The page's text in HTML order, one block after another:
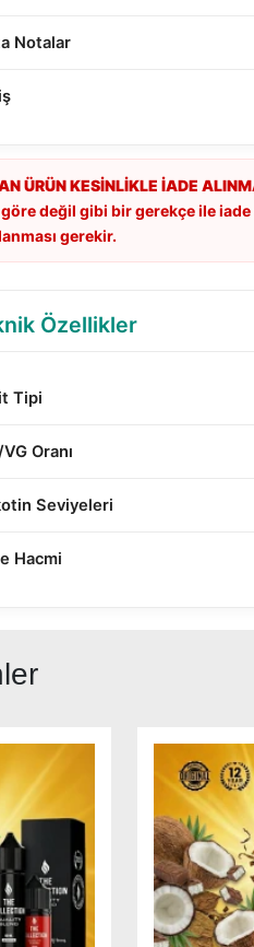
Notalar
ÜRÜN KESİNLİKLE İADE
değil gibi bir gerekçe ile
gerekir.
Özellikler
Tipi
Oranı
Seviyeleri
Hacmi